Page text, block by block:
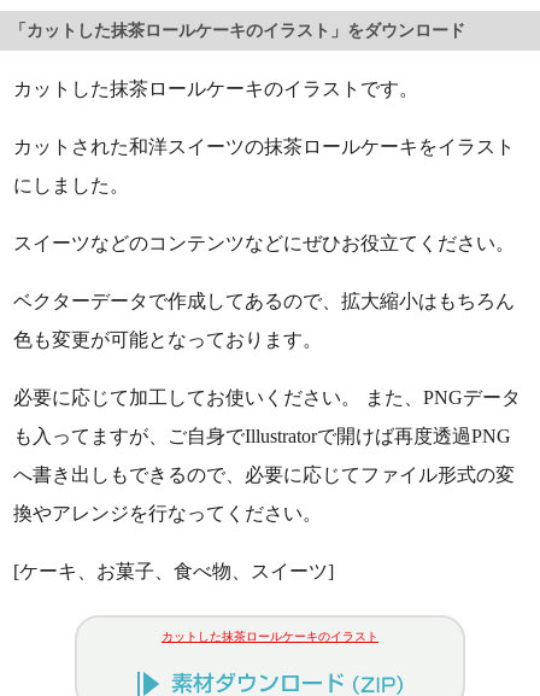
「カットした抹茶ロールケーキのイラスト」をダウンロード
カットした抹茶ロールケーキのイラストです。
カットされた和洋スイーツの抹茶ロールケーキをイラスト
にしました。
スイーツなどのコンテンツなどにぜひお役立てください。
ベクターデータで作成してあるので、拡大縮小はもちろん
色も変更が可能となっております。
必要に応じて加工してお使いください。 また、PNGデータ
も入ってますが、ご自身でIllustratorで開けば再度透過PNG
へ書き出しもできるので、必要に応じてファイル形式の変
換やアレンジを行なってください。
[ケーキ、お菓子、食べ物、スイーツ]
カットした抹茶ロールケーキのイラスト